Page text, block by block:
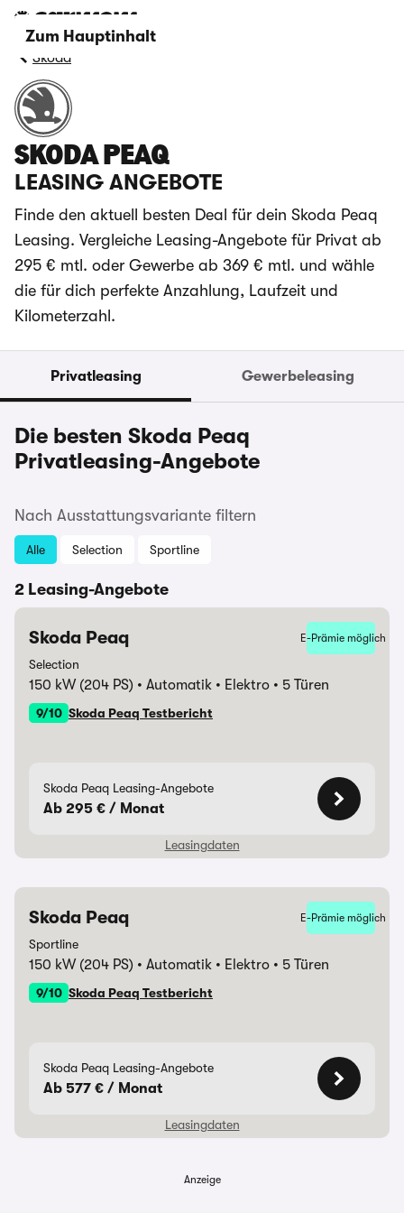
Zum Hauptinhalt
Skoda
SKODA PEAQ
LEASING ANGEBOTE
Finde den aktuell besten Deal für dein Skoda Peaq
Leasing. Vergleiche Leasing-Angebote für Privat ab
295 € mtl. oder Gewerbe ab 369 € mtl. und wähle
die für dich perfekte Anzahlung, Laufzeit und
Kilometerzahl.
Privatleasing Gewerbeleasing
Die besten Skoda Peaq
Privatleasing-Angebote
Nach Ausstattungsvariante filtern
Alle Selection Sportline
2 Leasing-Angebote
Skoda Peaq E-Prämie möglich
Selection
150 kW (204 PS) Automatik Elektro 5 Türen
9/10 Skoda Peaq Testbericht
Skoda Peaq Leasing-Angebote
Ab 295 € / Monat
Leasingdaten
Laufzeit 48 Monate
Monatliche Rate 295,00 €
1.495,00 €
14.160,00 €
6000€ E-Autoprämie
Skoda Peaq E-Prämie möglich
Sportline
150 kW (204 PS) Automatik Elektro 5 Türen
9/10 Skoda Peaq Testbericht
Skoda Peaq Leasing-Angebote
Ab 577 € / Monat
Leasingdaten
Anzeige